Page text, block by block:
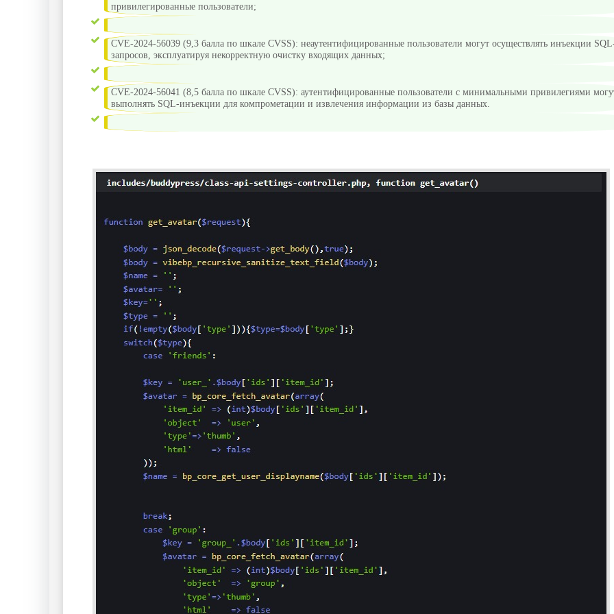
привилегированные пользователи;
CVE-2024-56039 (9,3 балла по шкале CVSS): неаутентифицированные пользователи могут осуществлять инъекции
запросов, эксплуатируя некорректную очистку входящих данных;
CVE-2024-56041 (8,5 балла по шкале CVSS): аутентифицированные пользователи с минимальными привилегиями
выполнять SQL-инъекции для компрометации и извлечения информации из базы данных.